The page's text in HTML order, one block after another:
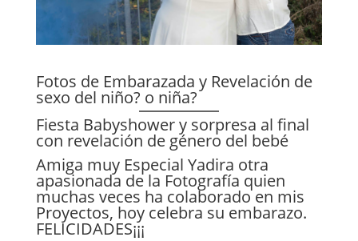
Fotos de Embarazada y Revelación de
sexo del niño? o niña?
Fiesta Babyshower y sorpresa al final
con revelación de género del bebé
Amiga muy Especial Yadira otra
apasionada de la Fotografía quien
muchas veces ha colaborado en mis
Proyectos, hoy celebra su embarazo.
FELICIDADES¡¡¡